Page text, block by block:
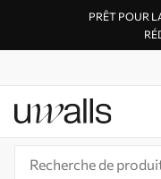
PRÊT POUR